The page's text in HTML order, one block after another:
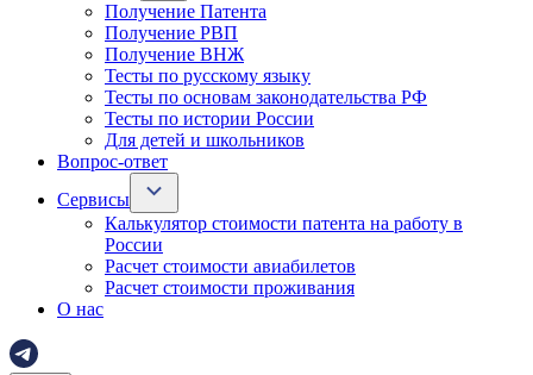
Получение Патента
Получение РВП
Получение ВНЖ
Тесты по русскому языку
Тесты по основам законодательства РФ
Тесты по истории России
Для детей и школьников
Вопрос-ответ
Сервисы
Калькулятор стоимости патента на работу в
России
Расчет стоимости авиабилетов
Расчет стоимости проживания
О нас